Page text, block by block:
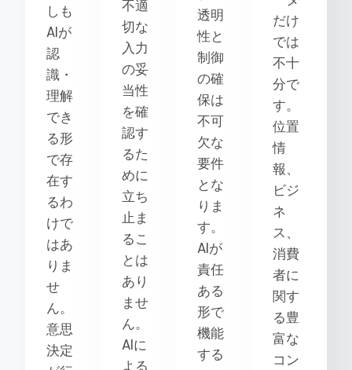
しも
AIが
認
識・
理解
でき
る形
で存
在す
るわ
けで
はあ
りま
せ
ん。
意思
決定
不適
切な
入力
の妥
当性
を確
認す
るた
めに
立ち
止ま
るこ
とは
あり
ませ
ん。
AIに
透明
性と
制御
の確
保は
不可
欠な
要件
とな
りま
す。
AIが
責任
ある
形で
機能
する
だけ
では
不十
分で
す。
位置
情
報、
ビジ
ネ
ス、
消費
者に
関す
る豊
富な
コン